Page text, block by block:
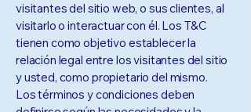
visitantes del sitio web, o sus clientes, al
visitarlo o interactuar con él. Los T&C
tienen como objetivo establecer la
relación legal entre los visitantes del sitio
y usted, como propietario del mismo.
Los términos y condiciones deben